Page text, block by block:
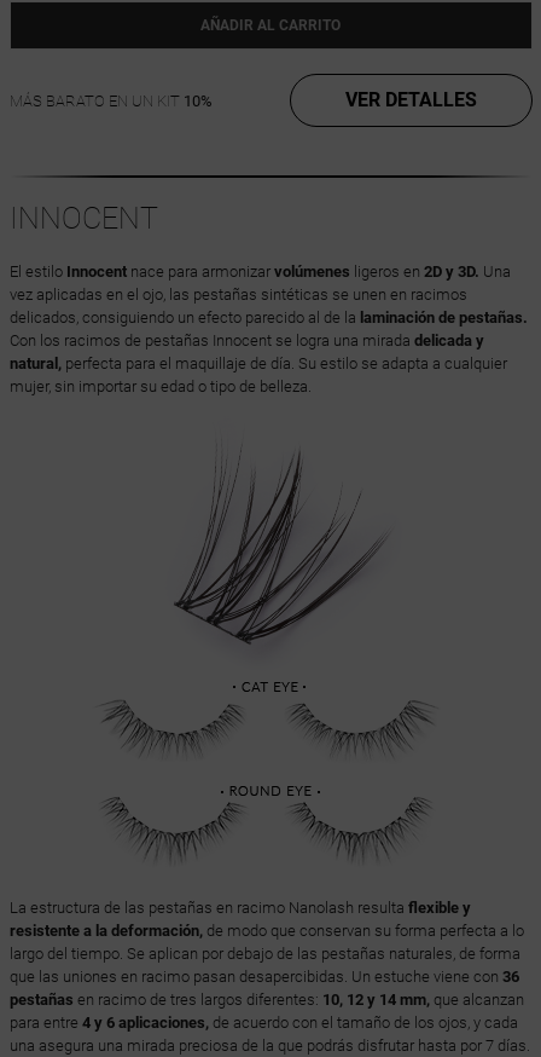
AÑADIR AL CARRITO
MÁS BARATO EN UN KIT 10% VER DETALLES
INNOCENT
El estilo Innocentnace para armonizar volúmenes ligeros en 2D y 3D. Una
vez aplicadas en el ojo, las pestañas sintéticas se unen en racimos
delicados, consiguiendo un efecto parecido al de la laminación de pestañas.
Con los racimos de pestañas Innocent se logra una mirada delicada y
natural,perfecta para el maquillaje de día. Su estilo se adapta a cualquier
mujer, sin importar su edad o tipo de belleza.
La estructura de las pestañas en racimo Nanolash resulta flexible y
resistente a la deformación,de modo que conservan su forma perfecta a lo
largo del tiempo. Se aplican por debajo de las pestañas naturales, de forma
que las uniones en racimo pasan desapercibidas. Un estuche viene con 36
pestañas en racimo de tres largos diferentes: 10, 12 y 14 mm,que alcanzan
para entre 4 y 6 aplicaciones,de acuerdo con el tamaño de los ojos, y cada
una asegura una mirada preciosa de la que podrás disfrutar hasta por 7 días.